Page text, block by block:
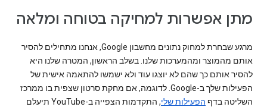
מתן אפשרות למחיקה בטוחה ומלאה
מרגע שבחרת למחוק נתונים מחשבון Google, אנחנו מתחילים להסיר
אותם מהמוצר ומהמערכות שלנו. בשלב הראשון, המטרה שלנו היא
להסיר אותם כך שהם לא יוצגו עוד ולא ישמשו להתאמה אישית של
הפעילות שלך ב-Google. לדוגמה, אם מחקת סרטון שצפית בו ממרכז
השליטה בדף הפעילות שלי
, התקדמות הצפייה ב-YouTube תיעלם